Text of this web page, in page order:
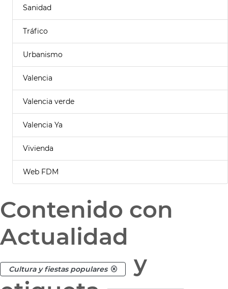
Sanidad
Tráfico
Urbanismo
Valencia
Valencia verde
Valencia Ya
Vivienda
Web FDM
Contenido con
Actualidad
Cultura y fiestas populares
y